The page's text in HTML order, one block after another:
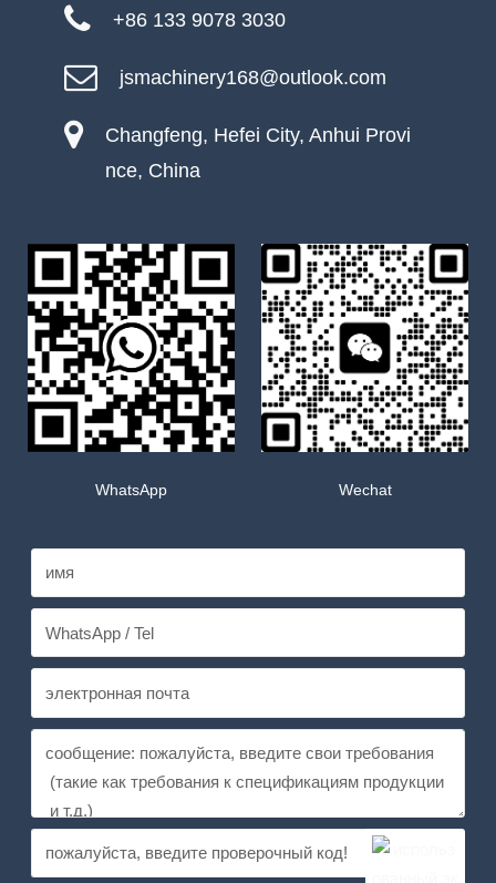
+86 133 9078 3030
jsmachinery168@outlook.com
Changfeng, Hefei City, Anhui Provi
nce, China
WhatsApp Wechat